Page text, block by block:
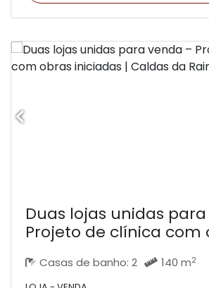
Duas lojas unidas
Projeto de clínica com
Casas de banho: 2 140 m2